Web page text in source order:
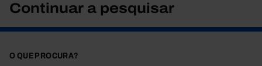
Continuar a pesquisar
O QUE PROCURA?